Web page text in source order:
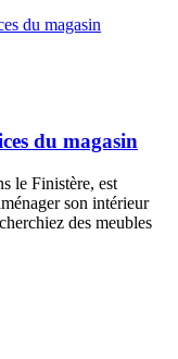
du magasin
le Finistère, est
son intérieur
des meubles